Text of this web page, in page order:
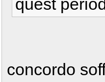
quest
concordo